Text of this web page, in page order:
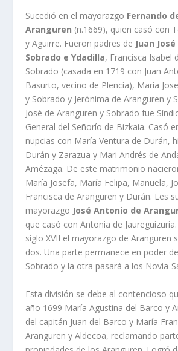
Sucedió en el mayorazgo Fernando
Aranguren (n.1669), quien casó con
y Aguirre. Fueron padres de Juan
Sobrado e Ydadilla, Francisca Isabel
Sobrado (casada en 1719 con Juan
Basurto, vecino de Plencia), Marí­a
y Sobrado y Jerónima de Aranguren y
José de Aranguren y Sobrado fue
General del Señorí­o de Bizkaia. Casó
nupcias con Marí­a Ventura de Durán,
Durán y Zarazua y Mari Andrés de
Amézaga. De este matrimonio
Marí­a Josefa, Marí­a Felipa, Manuela,
Francisca de Aranguren y Durán. Les
mayorazgo José Antonio de
que casó con Antonia de
siglo XVII el mayorazgo de Aranguren
dos. Una parte permanece en poder
Sobrado y la otra pasará a los Novia-
Esta división se debe al contencioso
año 1699 Marí­a Agustina del Barco y
del capitán Juan del Barco y Marí­a
Aranguren y Aldecoa, reclamando